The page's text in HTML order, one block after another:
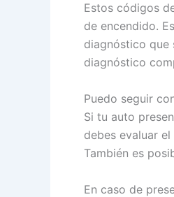
Estos códigos
de encendido.
diagnóstico que
diagnóstico
Puedo seguir
Si tu auto
debes evaluar
También es
En caso de